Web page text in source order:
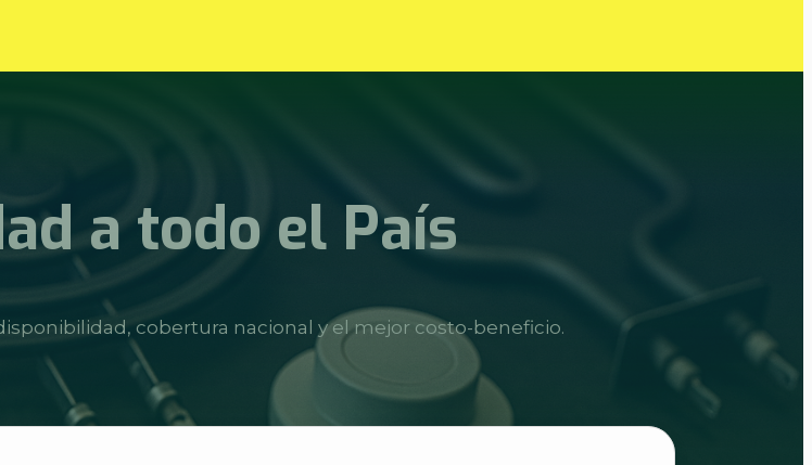
a todo el País
cobertura nacional y el mejor costo-beneficio.